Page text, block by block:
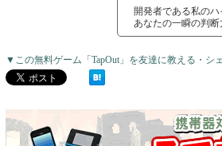
開発者である私のハ
あなたの一瞬の判断
▼この無料ゲーム「TapOut」を友達に教える・シ